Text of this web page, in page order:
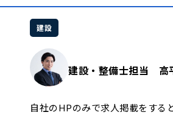
建設
建設・整備士担当 高
自社のHPのみで求人掲載をする